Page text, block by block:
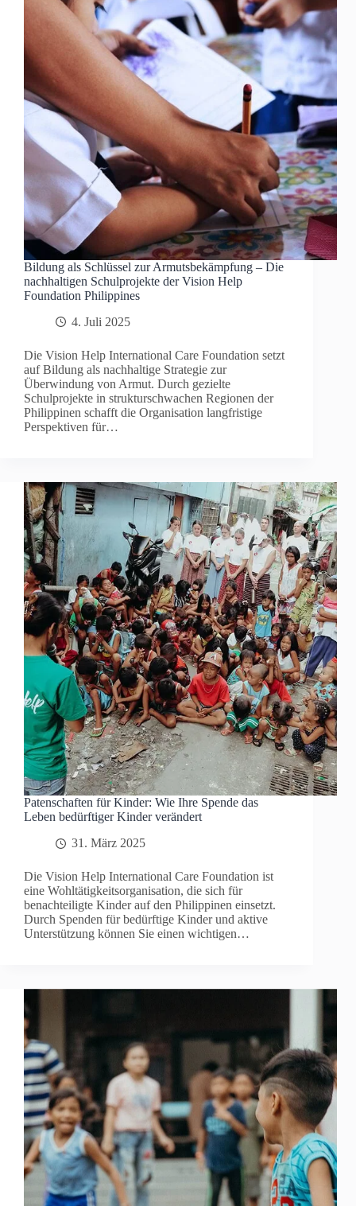
Bildung als Schlüssel zur Armutsbekämpfung – Die
nachhaltigen Schulprojekte der Vision Help
Foundation Philippines
4. Juli 2025
Die Vision Help International Care Foundation setzt
auf Bildung als nachhaltige Strategie zur
Überwindung von Armut. Durch gezielte
Schulprojekte in strukturschwachen Regionen der
Philippinen schafft die Organisation langfristige
Perspektiven für…
Patenschaften für Kinder: Wie Ihre Spende das
Leben bedürftiger Kinder verändert
31. März 2025
Die Vision Help International Care Foundation ist
eine Wohltätigkeitsorganisation, die sich für
benachteiligte Kinder auf den Philippinen einsetzt.
Durch Spenden für bedürftige Kinder und aktive
Unterstützung können Sie einen wichtigen…